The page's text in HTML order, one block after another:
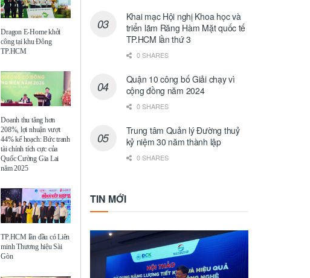
Dragon E-Home khởi
công tại khu Đông
TP.HCM
Doanh thu tăng hơn
208%, lợi nhuận vượt
44% kế hoạch: Bức tranh
tài chính tích cực của
Quốc Cường Gia Lai
năm 2025
TP.HCM lần đầu có Liên
minh Thương hiệu Sài
Gòn
Khai mạc Hội nghị Khoa học và
triển lãm Răng Hàm Mặt quốc tế
TP.HCM lần thứ 3
0 SHARES
Quận 10 công bố Giải chạy vì
cộng đồng năm 2024
0 SHARES
Trung tâm Quản lý Đường thuỷ
kỷ niệm 30 năm thành lập
0 SHARES
TIN MỚI